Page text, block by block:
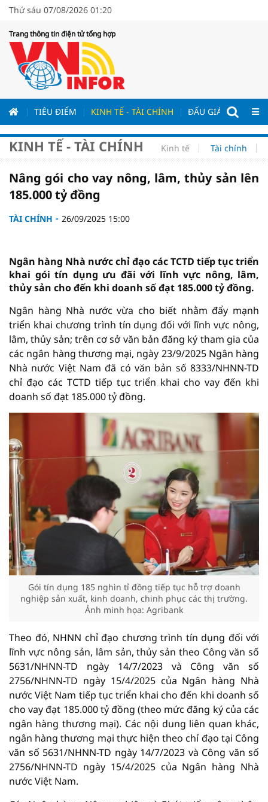
Thứ sáu 07/08/2026 01:20
Trang thông tin điện tử tổng hợp
TIÊU ĐIỂM KINH TẾ - TÀI CHÍNH ĐẤU GIÁ - ĐẤU
KINH TẾ - TÀI CHÍNH Kinh tế Tài chính
Nâng gói cho vay nông, lâm, thủy sản lên
185.000 tỷ đồng
TÀI CHÍNH 26/09/2025 15:00
Ngân hàng Nhà nước chỉ đạo các TCTD tiếp tục triển
khai gói tín dụng ưu đãi với lĩnh vực nông, lâm,
thủy sản cho đến khi doanh số đạt 185.000 tỷ đồng.
Ngân hàng Nhà nước vừa cho biết nhằm đẩy mạnh
triển khai chương trình tín dụng đối với lĩnh vực nông,
lâm, thủy sản; trên cơ sở văn bản đăng ký tham gia của
các ngân hàng thương mại, ngày 23/9/2025 Ngân hàng
Nhà nước Việt Nam đã có văn bản số 8333/NHNN-TD
chỉ đạo các TCTD tiếp tục triển khai cho vay đến khi
doanh số đạt 185.000 tỷ đồng.
Gói tín dụng 185 nghìn tỉ đồng tiếp tục hỗ trợ doanh
nghiệp sản xuất, kinh doanh, chinh phục các thị trường.
Ảnh minh họa: Agribank
Theo đó, NHNN chỉ đạo chương trình tín dụng đối với
lĩnh vực nông sản, lâm sản, thủy sản theo Công văn số
5631/NHNN-TD ngày 14/7/2023 và Công văn số
2756/NHNN-TD ngày 15/4/2025 của Ngân hàng Nhà
nước Việt Nam tiếp tục triển khai cho đến khi doanh số
cho vay đạt 185.000 tỷ đồng (theo mức đăng ký của các
ngân hàng thương mại). Các nội dung liên quan khác,
ngân hàng thương mại thực hiện theo chỉ đạo tại Công
văn số 5631/NHNN-TD ngày 14/7/2023 và Công văn số
2756/NHNN-TD ngày 15/4/2025 của Ngân hàng Nhà
nước Việt Nam.